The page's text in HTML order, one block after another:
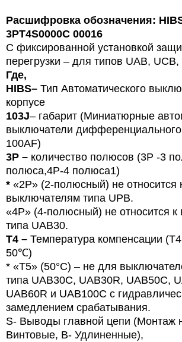
Расшифровка обозначения:
3PT4S0000C 00016
С фиксированной установкой
перегрузки – для типов UAB, UCB,
Где,
HIBS– Тип Автоматического
корпусе
103J– габарит (Миниатюрные
выключатели дифференциального
100AF)
3P – количество полюсов (3Р -3
полюса,4Р-4 полюса1)
* «2P» (2-полюсный) не относится
выключателям типа UPB.
«4P» (4-полюсный) не относится
типа UAB30.
T4 – Температура компенсации
50℃)
* «T5» (50°C) – не для
типа UAB30C, UAB30R, UAB50C,
UAB60R и UAB100C с
замедлением срабатывания.
S- Выводы главной цепи (Монтаж
Винтовые, B- Удлиненные),